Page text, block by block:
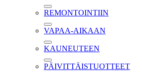
REMONTOINTIIN
VAPAA-AIKAAN
KAUNEUTEEN
PÄIVITTÄISTUOTTEET